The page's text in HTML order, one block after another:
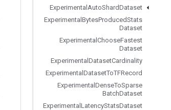
Experimental AutoShardDataset
Experimental BytesProducedStats
Dataset
Experimental ChooseFastest
Dataset
Experimental DatasetCardinality
Experimental DatasetToTFRecord
Experimental DenseToSparse
BatchDataset
Experimental LatencyStatsDataset